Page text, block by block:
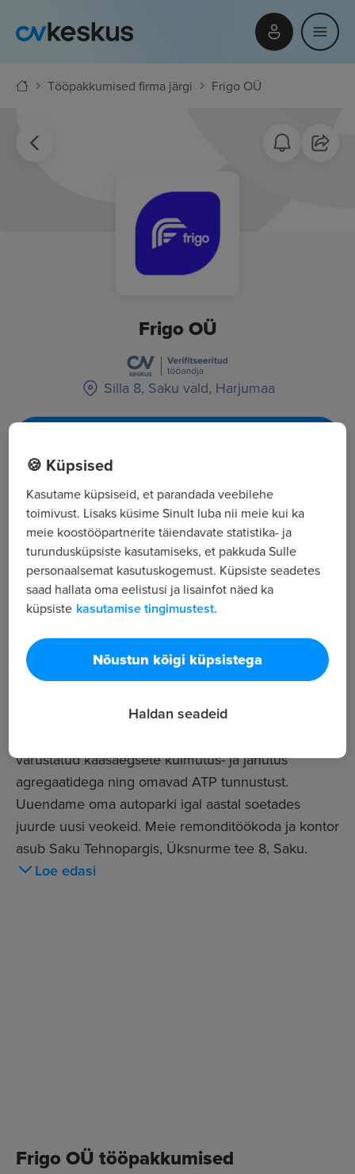
Tööpakkumised firma järgi Frigo OÜ
Frigo OÜ
Silla 8, Saku vald, Harjumaa
Tööpakkuja tutvustus
88
Töötajate arv
23 171
Vaatamised
Algusest peale oleme olnud spetsialiseerunud
Oleme alati olnud seda meelt, et meie teenus peab
olema kõige kvaliteetsem turul. Meie eesmärgiks on
teenust paindlikult ja samal ajal operatiivselt.
varustatud kaasaegsete külmutus- ja jahutus
agregaatidega ning omavad ATP tunnustust.
Uuendame oma autoparki igal aastal soetades
juurde uusi veokeid. Meie remonditöökoda ja kontor
asub Saku Tehnopargis, Üksnurme tee 8, Saku.
Loe edasi
Frigo OÜ tööpakkumised
🍪 Küpsised
Kasutame küpsiseid, et parandada veebilehe
toimivust. Lisaks küsime Sinult luba nii meie kui ka
meie koostööpartnerite täiendavate statistika- ja
turundusküpsiste kasutamiseks, et pakkuda Sulle
personaalsemat kasutuskogemust. Küpsiste seadetes
saad hallata oma eelistusi ja lisainfot näed ka
küpsiste kasutamise tingimustest.
Nõustun kõigi küpsistega
Haldan seadeid